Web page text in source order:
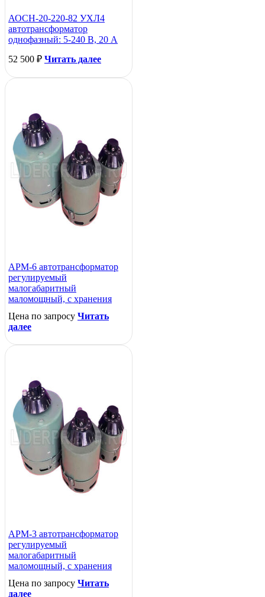
АОСН-20-220-82 УХЛ4
автотрансформатор
однофазный: 5-240 В, 20 А
52 500 ₽ Читать далее
АРМ-6 автотрансформатор
регулируемый
малогабаритный
маломощный, с хранения
Цена по запросу Читать
далее
АРМ-3 автотрансформатор
регулируемый
малогабаритный
маломощный, с хранения
Цена по запросу Читать
далее